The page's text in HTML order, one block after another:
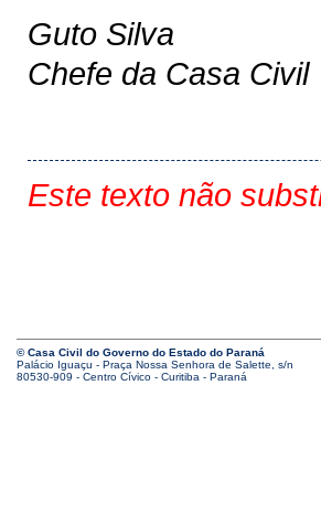
Guto Silva
Chefe da Casa Civil
Este texto não
© Casa Civil do Governo do Estado do Paraná
Palácio Iguaçu - Praça Nossa Senhora de Salette, s/n
80530-909 - Centro Cívico - Curitiba - Paraná